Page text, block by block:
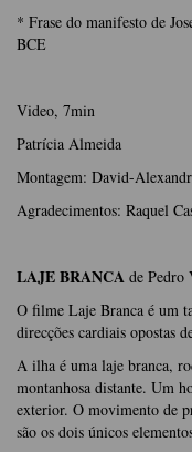
* Frase do manifesto de
BCE
Video, 7min
Patrícia Almeida
Montagem: David-
Agradecimentos: Raquel
LAJE BRANCA de Pedro
O filme Laje Branca é um
direcções cardiais opostas
A ilha é uma laje branca,
montanhosa distante. Um
exterior. O movimento de
são os dois únicos